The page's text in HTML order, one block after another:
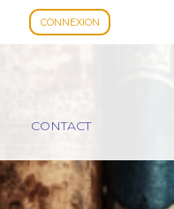
CONNEXION
CONTACT